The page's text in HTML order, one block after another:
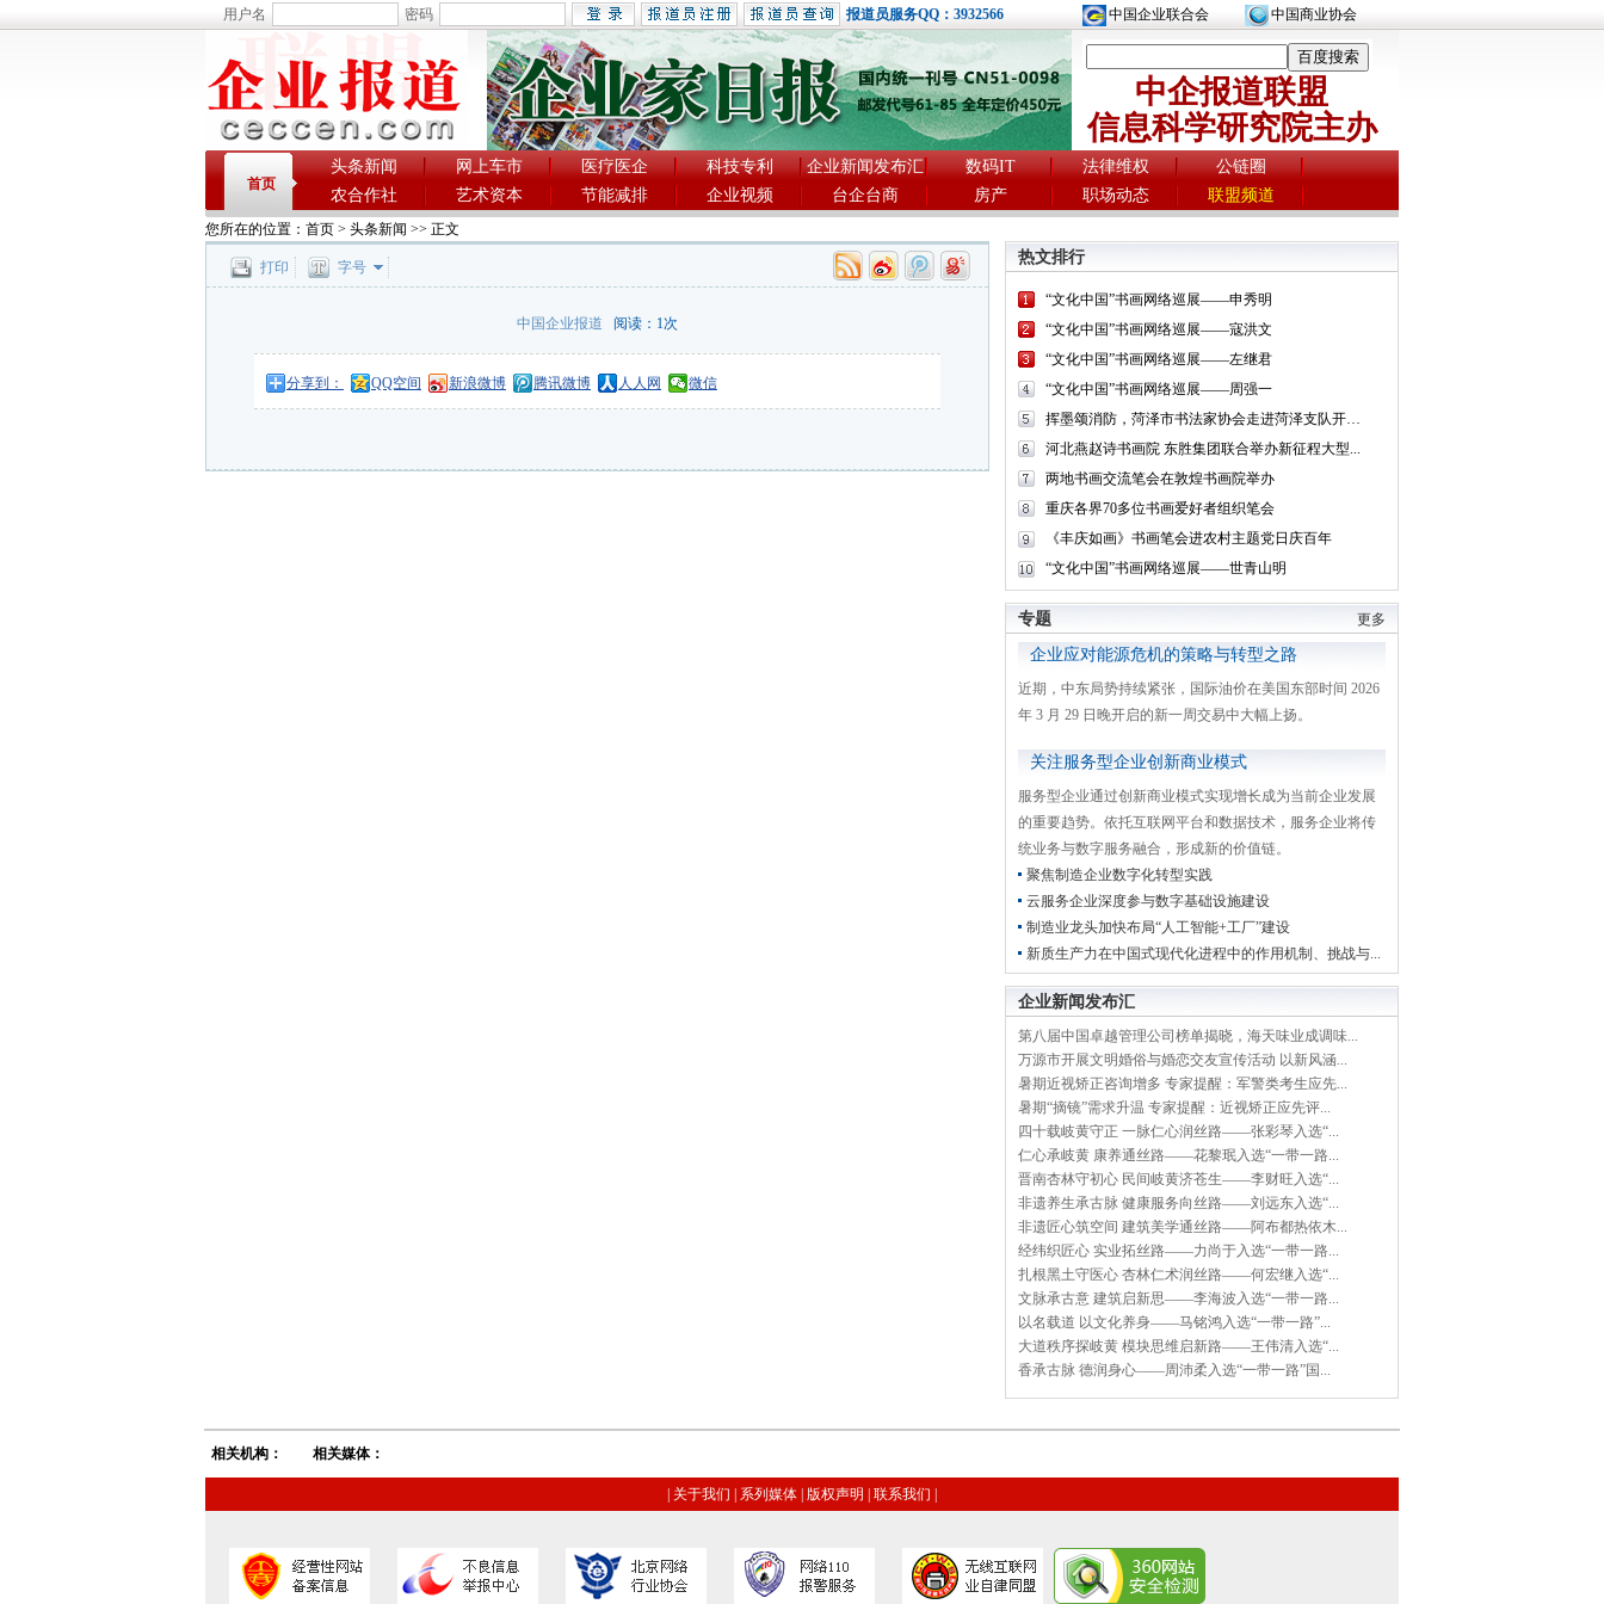
中国企业联合会 中国商业协会
用户名 密码 报道员服务QQ：3932566
中企报道联盟
信息科学研究院主办
首页
头条新闻 网上车市 医疗医企 科技专利 企业新闻发布汇 数码IT 法律维权
公链圈
农合作社
艺术资本 节能减排 企业视频 台企台商 房产 职场动态 联盟频道
您所在的位置： 首页 > 头条新闻 >> 正文
打印 字号
中国企业报道 阅读： 1次
分享到： QQ空间 新浪微博 腾讯微博 人人网 微信
热文排行
“文化中国”书画网络巡展——申秀明
“文化中国”书画网络巡展——寇洪文
“文化中国”书画网络巡展——左继君
“文化中国”书画网络巡展——周强一
挥墨颂消防，菏泽市书法家协会走进菏泽支队开展...
河北燕赵诗书画院 东胜集团联合举办新征程大型...
两地书画交流笔会在敦煌书画院举办
重庆各界70多位书画爱好者组织笔会
《丰庆如画》书画笔会进农村主题党日庆百年
“文化中国”书画网络巡展——世青山明
更多
专题
企业应对能源危机的策略与转型之路
近期，中东局势持续紧张，国际油价在美国东部时间 2026
年 3 月 29 日晚开启的新一周交易中大幅上扬。
关注服务型企业创新商业模式
服务型企业通过创新商业模式实现增长成为当前企业发展
的重要趋势。依托互联网平台和数据技术，服务企业将传
统业务与数字服务融合，形成新的价值链。
聚焦制造企业数字化转型实践
云服务企业深度参与数字基础设施建设
制造业龙头加快布局“人工智能+工厂”建设
新质生产力在中国式现代化进程中的作用机制、挑战与...
企业新闻发布汇
第八届中国卓越管理公司榜单揭晓，海天味业成调味...
万源市开展文明婚俗与婚恋交友宣传活动 以新风涵...
暑期近视矫正咨询增多 专家提醒：军警类考生应先...
暑期“摘镜”需求升温 专家提醒：近视矫正应先评...
四十载岐黄守正 一脉仁心润丝路——张彩琴入选“...
仁心承岐黄 康养通丝路——花黎珉入选“一带一路...
晋南杏林守初心 民间岐黄济苍生——李财旺入选“...
非遗养生承古脉 健康服务向丝路——刘远东入选“...
非遗匠心筑空间 建筑美学通丝路——阿布都热依木...
经纬织匠心 实业拓丝路——力尚于入选“一带一路...
扎根黑土守医心 杏林仁术润丝路——何宏继入选“...
文脉承古意 建筑启新思——李海波入选“一带一路...
以名载道 以文化养身——马铭鸿入选“一带一路”...
大道秩序探岐黄 模块思维启新路——王伟清入选“...
香承古脉 德润身心——周沛柔入选“一带一路”国...
相关机构： 相关媒体：
关于我们 系列媒体 版权声明 联系我们